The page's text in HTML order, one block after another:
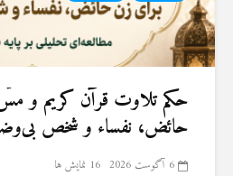
حكم تلاوت قرآن كريم
حائض، نفساء و شخص
6 آگوست 2026 16 نمایش ها